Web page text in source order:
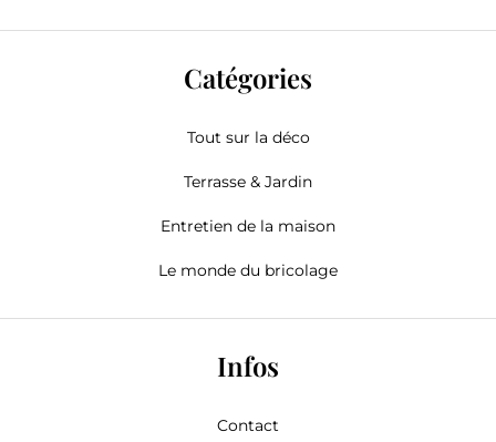
Catégories
Tout sur la déco
Terrasse & Jardin
Entretien de la maison
Le monde du bricolage
Infos
Contact